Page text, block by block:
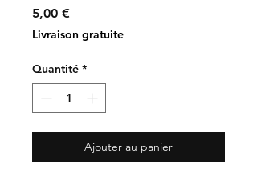
5,00 €Prix
Livraison gratuite
Quantité *
Ajouter au panier